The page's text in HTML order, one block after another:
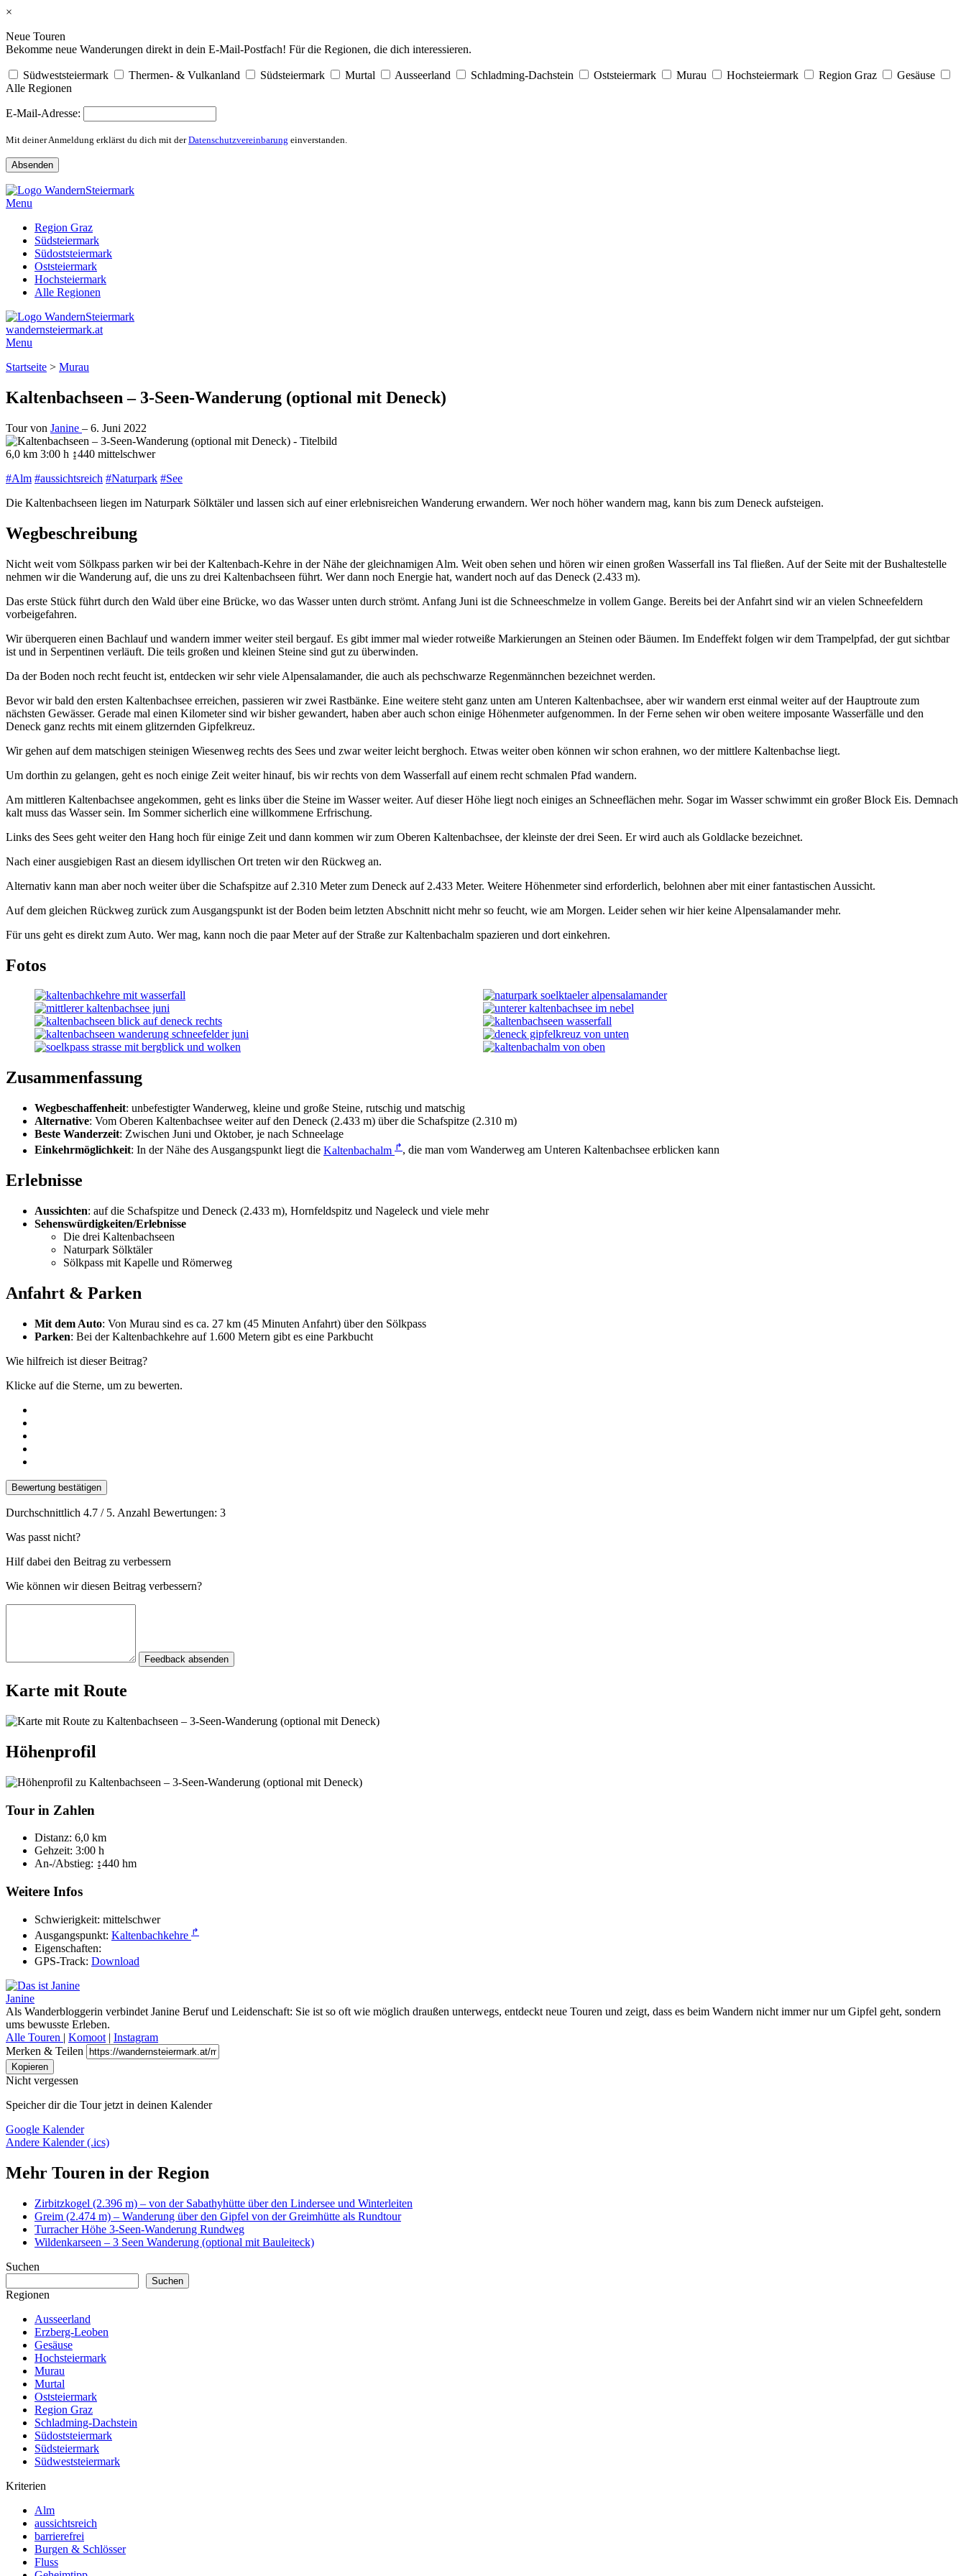
×
Neue Touren
Bekomme neue Wanderungen direkt in dein E-Mail-Postfach! Für die Regionen, die dich interessieren.
Südweststeiermark Thermen- & Vulkanland Südsteiermark Murtal Ausseerland Schladming-Dachstein Oststeiermark Murau Hochsteiermark Region Graz
Gesäuse
Alle Regionen
E-Mail-Adresse:
Mit deiner Anmeldung erklärst du dich mit derDatenschutzvereinbarung einverstanden.
Skip
to
Menu
Region Graz
Südsteiermark
Südoststeiermark
Oststeiermark
Hochsteiermark
Alle Regionen
wandernsteiermark.at
Menu
Startseite > Murau
Kaltenbachseen – 3-Seen-Wanderung (optional mit Deneck)
Tour von Janine – 6. Juni 2022
6,0 km 3:00 h ↨440 mittelschwer
#Alm #aussichtsreich #Naturpark #See
Die Kaltenbachseen liegen im Naturpark Sölktäler und lassen sich auf einer erlebnisreichen Wanderung erwandern. Wer noch höher wandern mag, kann bis zum Deneck aufsteigen.
Wegbeschreibung
Nicht weit vom Sölkpass parken wir bei der Kaltenbach-Kehre in der Nähe der gleichnamigen Alm. Weit oben sehen und hören wir einen großen Wasserfall ins Tal fließen. Auf der Seite mit der Bushaltestelle
nehmen wir die Wanderung auf, die uns zu drei Kaltenbachseen führt. Wer dann noch Energie hat, wandert noch auf das Deneck (2.433 m).
Das erste Stück führt durch den Wald über eine Brücke, wo das Wasser unten durch strömt. Anfang Juni ist die Schneeschmelze in vollem Gange. Bereits bei der Anfahrt sind wir an vielen Schneefeldern
vorbeigefahren.
Wir überqueren einen Bachlauf und wandern immer weiter steil bergauf. Es gibt immer mal wieder rotweiße Markierungen an Steinen oder Bäumen. Im Endeffekt folgen wir dem Trampelpfad, der gut sichtbar
ist und in Serpentinen verläuft. Die teils großen und kleinen Steine sind gut zu überwinden.
Da der Boden noch recht feucht ist, entdecken wir sehr viele Alpensalamander, die auch als pechschwarze Regenmännchen bezeichnet werden.
Bevor wir bald den ersten Kaltenbachsee erreichen, passieren wir zwei Rastbänke. Eine weitere steht ganz unten am Unteren Kaltenbachsee, aber wir wandern erst einmal weiter auf der Hauptroute zum
nächsten Gewässer. Gerade mal einen Kilometer sind wir bisher gewandert, haben aber auch schon einige Höhenmeter aufgenommen. In der Ferne sehen wir oben weitere imposante Wasserfälle und den
Deneck ganz rechts mit einem glitzernden Gipfelkreuz.
Wir gehen auf dem matschigen steinigen Wiesenweg rechts des Sees und zwar weiter leicht berghoch. Etwas weiter oben können wir schon erahnen, wo der mittlere Kaltenbachse liegt.
Um dorthin zu gelangen, geht es noch einige Zeit weiter hinauf, bis wir rechts von dem Wasserfall auf einem recht schmalen Pfad wandern.
Am mittleren Kaltenbachsee angekommen, geht es links über die Steine im Wasser weiter. Auf dieser Höhe liegt noch einiges an Schneeflächen mehr. Sogar im Wasser schwimmt ein großer Block Eis. Demnach
kalt muss das Wasser sein. Im Sommer sicherlich eine willkommene Erfrischung.
Links des Sees geht weiter den Hang hoch für einige Zeit und dann kommen wir zum Oberen Kaltenbachsee, der kleinste der drei Seen. Er wird auch als Goldlacke bezeichnet.
Nach einer ausgiebigen Rast an diesem idyllischen Ort treten wir den Rückweg an.
Alternativ kann man aber noch weiter über die Schafspitze auf 2.310 Meter zum Deneck auf 2.433 Meter. Weitere Höhenmeter sind erforderlich, belohnen aber mit einer fantastischen Aussicht.
Auf dem gleichen Rückweg zurück zum Ausgangspunkt ist der Boden beim letzten Abschnitt nicht mehr so feucht, wie am Morgen. Leider sehen wir hier keine Alpensalamander mehr.
Für uns geht es direkt zum Auto. Wer mag, kann noch die paar Meter auf der Straße zur Kaltenbachalm spazieren und dort einkehren.
Fotos
Zusammenfassung
Wegbeschaffenheit: unbefestigter Wanderweg, kleine und große Steine, rutschig und matschig
Alternative: Vom Oberen Kaltenbachsee weiter auf den Deneck (2.433 m) über die Schafspitze (2.310 m)
Beste Wanderzeit: Zwischen Juni und Oktober, je nach Schneelage
Einkehrmöglichkeit: In der Nähe des Ausgangspunkt liegt die Kaltenbachalm ↱ , die man vom Wanderweg am Unteren Kaltenbachsee erblicken kann
Erlebnisse
Aussichten: auf die Schafspitze und Deneck (2.433 m), Hornfeldspitz und Nageleck und viele mehr
Sehenswürdigkeiten/Erlebnisse
Die drei Kaltenbachseen
Naturpark Sölktäler
Sölkpass mit Kapelle und Römerweg
Anfahrt & Parken
Mit dem Auto: Von Murau sind es ca. 27 km (45 Minuten Anfahrt) über den Sölkpass
Parken: Bei der Kaltenbachkehre auf 1.600 Metern gibt es eine Parkbucht
Wie hilfreich ist dieser Beitrag?
Klicke auf die Sterne, um zu bewerten.
Bewertung bestätigen
Durchschnittlich 4.7 / 5. Anzahl Bewertungen: 3
Was passt nicht?
Hilf dabei den Beitrag zu verbessern
Wie können wir diesen Beitrag verbessern?
Feedback absenden
Karte mit Route
Höhenprofil
Tour in Zahlen
Distanz: 6,0 km
Gehzeit: 3:00 h
An-/Abstieg: ↨440 hm
Weitere Infos
Schwierigkeit: mittelschwer
Ausgangspunkt: Kaltenbachkehre ↱
Eigenschaften:
GPS-Track: Download
Janine
Als Wanderbloggerin verbindet Janine Beruf und Leidenschaft: Sie ist so oft wie möglich draußen unterwegs, entdeckt neue Touren und zeigt, dass es beim Wandern nicht immer nur um Gipfel geht, sondern
ums bewusste Erleben.
Alle Touren | Komoot | Instagram
Merken & Teilen
Kopieren
Nicht vergessen
Speicher dir die Tour jetzt in deinen Kalender
Google Kalender
Andere Kalender (.ics)
Mehr Touren in der Region
Zirbitzkogel (2.396 m) – von der Sabathyhütte über den Lindersee und Winterleiten
Greim (2.474 m) – Wanderung über den Gipfel von der Greimhütte als Rundtour
Turracher Höhe 3-Seen-Wanderung Rundweg
Wildenkarseen – 3 Seen Wanderung (optional mit Bauleiteck)
Suchen
Suchen
Regionen
Ausseerland
Erzberg-Leoben
Gesäuse
Hochsteiermark
Murau
Murtal
Oststeiermark
Region Graz
Schladming-Dachstein
Südoststeiermark
Südsteiermark
Südweststeiermark
Kriterien
Alm
aussichtsreich
barrierefrei
Burgen & Schlösser
Fluss